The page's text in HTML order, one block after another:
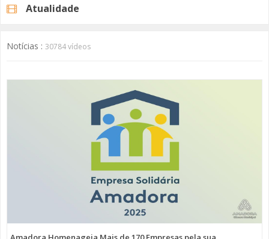
Atualidade
Notícias : 30784 vídeos